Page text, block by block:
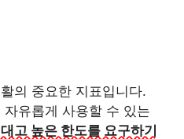
의 중요한 지표입니다.
유롭게 사용할 수 있는
고 높은 한도를 요구하기